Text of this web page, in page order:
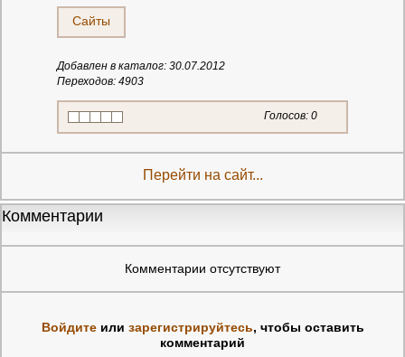
Сайты
Добавлен в каталог: 30.07.2012
Переходов: 4903
Голосов: 0
Перейти на сайт...
Комментарии
Комментарии отсутствуют
Войдитеили зарегистрируйтесь, чтобы оставить
комментарий